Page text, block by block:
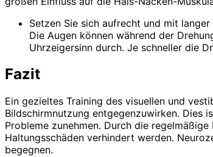
Setzen Sie sich aufrecht und mit
Die Augen können während der
Uhrzeigersinn durch. Je schneller die
Fazit
Ein gezieltes Training des visuellen und
Bildschirmnutzung entgegenzuwirken. Dies
Probleme zunehmen. Durch die
Haltungsschäden verhindert werden.
begegnen.